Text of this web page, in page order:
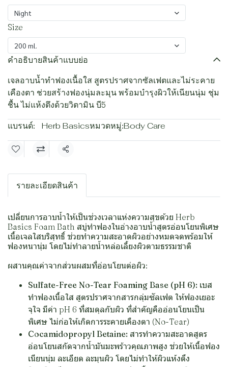
Night
Size
200 ml.
คำอธิบายสินค้าแบบย่อ
เจลอาบน้ำทำฟองเนื้อใส สูตรปราศจากซัลเฟตและไม่ระคาย
เคืองตา ช่วยสร้างฟองนุ่มละมุน พร้อมบำรุงผิวให้เนียนนุ่ม ชุ่ม
ชื้น ไม่แห้งตึงด้วยวิตามิน บี5
แบรนด์: Herb Basicsหมวดหมู่:Body Care
แชร์
รายละเอียดสินค้า
เปลี่ยนการอาบน้ำให้เป็นช่วงเวลาแห่งความสุขด้วย Herb
Basics Foam Bath สบู่ทำฟองในอ่างอาบน้ำสูตรอ่อนโยนพิเศษ
เนื้อเจลใสบริสุทธิ์ ช่วยทำความสะอาดผิวอย่างหมดจดพร้อมให้
ฟองหนานุ่ม โดยไม่ทำลายน้ำหล่อเลี้ยงผิวตามธรรมชาติ
ผสานคุณค่าจากส่วนผสมที่อ่อนโยนต่อผิว:
Sulfate-Free No-Tear Foaming Base (pH 6): เบส
ทำฟองเนื้อใส สูตรปราศจากสารกลุ่มซัลเฟต ให้ฟองเยอะ
จุใจ มีค่า pH 6 ที่สมดุลกับผิว ที่สำคัญคืออ่อนโยนเป็น
พิเศษ ไม่ก่อให้เกิดการระคายเคืองตา (No-Tear)
Cocamidopropyl Betaine: สารทำความสะอาดสูตร
อ่อนโยนสกัดจากน้ำมันมะพร้าวคุณภาพสูง ช่วยให้เนื้อฟอง
เนียนนุ่ม ละเอียด ละมุนผิว โดยไม่ทำให้ผิวแห้งตึง